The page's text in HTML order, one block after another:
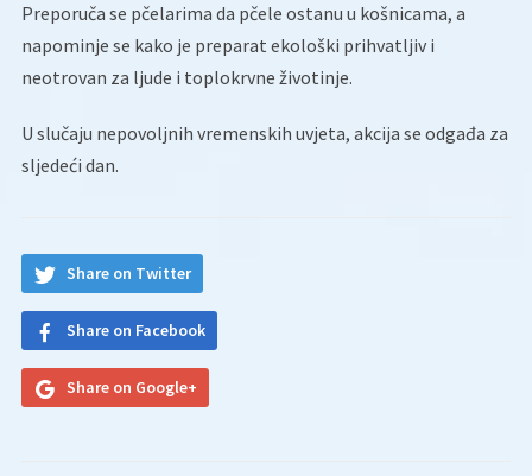
Preporuča se pčelarima da pčele ostanu u košnicama, a
napominje se kako je preparat ekološki prihvatljiv i
neotrovan za ljude i toplokrvne životinje.
U slučaju nepovoljnih vremenskih uvjeta, akcija se odgađa za
sljedeći dan.
Share on Twitter
Share on Facebook
Share on Google+